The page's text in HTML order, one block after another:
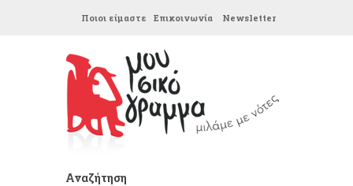
Ποιοι είμαστε Επικοινωνία Newsletter
Αναζήτηση